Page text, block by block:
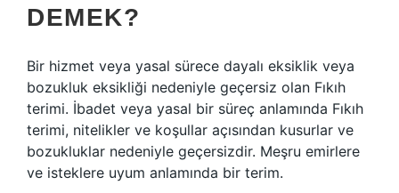
DEMEK?
Bir hizmet veya yasal sürece dayalı eksiklik veya
bozukluk eksikliği nedeniyle geçersiz olan Fıkıh
terimi. İbadet veya yasal bir süreç anlamında Fıkıh
terimi, nitelikler ve koşullar açısından kusurlar ve
bozukluklar nedeniyle geçersizdir. Meşru emirlere
ve isteklere uyum anlamında bir terim.